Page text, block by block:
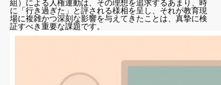
組）による人権運動は、その理想を追求するあまり、時
に「行き過ぎた」と評される様相を呈し、それが教育現
場に複雑かつ深刻な影響を与えてきたことは、真摯に検
証すべき重要な課題です。